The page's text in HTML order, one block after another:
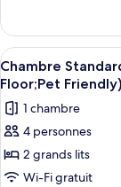
Standard,
2
grands
lits,
non-
fumeurs,
réfrigérateur
et
le
type
de
chambre
Chambre
Standard,
2
grands
lits,
non-
Afficher
toutes
les
photos
pour
ce
type
5
Chambre
Floor;Pet Friendly)
1 chambre
4 personnes
2 grands lits
Wi-Fi gratuit